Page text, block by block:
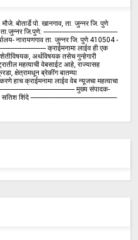
बोतार्डे पो. खानगाव, ता. जुन्नर जि. पुणे
जि.पुणे. ------------------------------------------
नारायणगाव ता. जुन्नर जि. पुणे 410504 -
क्राईमनामा लाईव ही एक
अर्थविषयक तसेच गुन्हेगारी
महत्वाची वेबसाईट आहे, राज्यासह
क्षेत्रामधून ब्रेकींग बातम्या
हाच क्राईमनामा लाईव वेब न्यूजचा महत्वाचा
मुख्य संपादक-
शिंदे -------------------------------------------------